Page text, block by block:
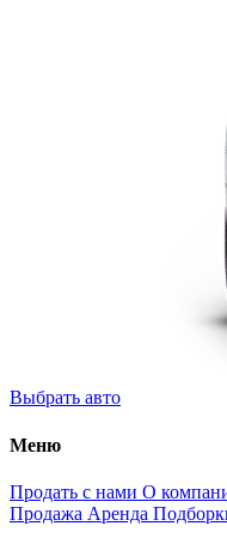
Выбрать авто
Меню
Продать с нами О
Продажа Аренда